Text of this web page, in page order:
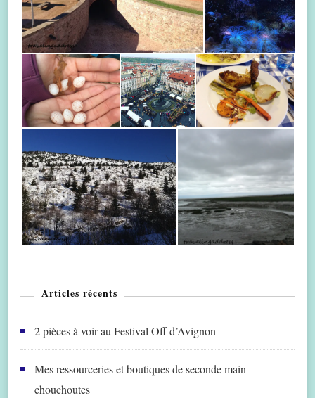
Articles récents
2 pièces à voir au Festival Off d’Avignon
Mes ressourceries et boutiques de seconde main
chouchoutes